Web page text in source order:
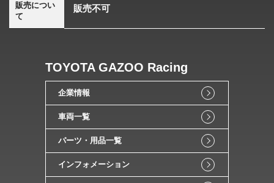
販売につい
て
販売不可
TOYOTA GAZOO Racing
企業情報
車両一覧
パーツ・用品一覧
インフォメーション